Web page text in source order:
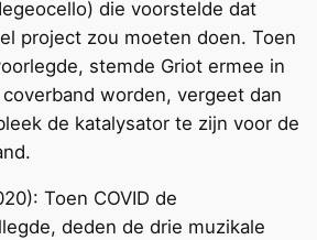
die voorstelde dat
project zou moeten doen. Toen
stemde Griot ermee in
worden, vergeet dan
de katalysator te zijn voor de
Toen COVID de
deden de drie muzikale